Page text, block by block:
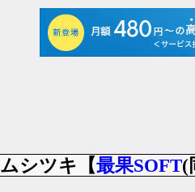
ムシツキ【最果SOFT(